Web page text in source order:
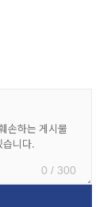
0 / 300